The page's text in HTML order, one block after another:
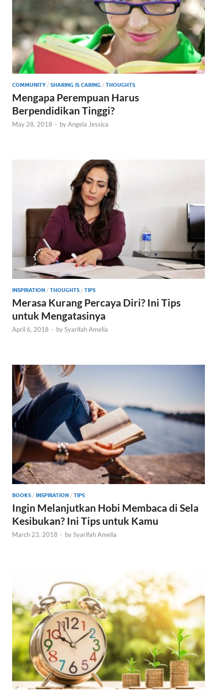
COMMUNITY / SHARING IS CARING / THOUGHTS
Mengapa Perempuan Harus
Berpendidikan Tinggi?
May 28, 2018 - byAngela Jessica
INSPIRATION / THOUGHTS / TIPS
Merasa Kurang Percaya Diri? Ini Tips
untuk Mengatasinya
April 6, 2018 - bySyarifah Amelia
BOOKS / INSPIRATION / TIPS
Ingin Melanjutkan Hobi Membaca di Sela
Kesibukan? Ini Tips untuk Kamu
March 23, 2018 - bySyarifah Amelia